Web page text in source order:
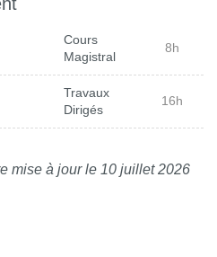
Cours
Magistral
8h
Travaux
Dirigés
16h
mise à jour le 10 juillet 2026